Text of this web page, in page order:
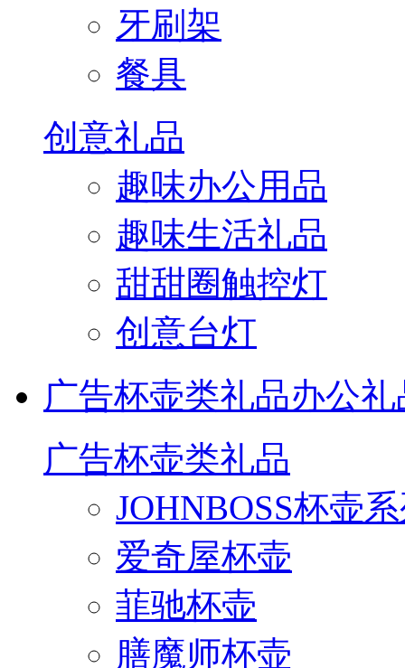
牙刷架
餐具
创意礼品
趣味办公用品
趣味生活礼品
甜甜圈触控灯
创意台灯
广告杯壶类礼品办公礼
广告杯壶类礼品
JOHNBOSS杯壶
爱奇屋杯壶
菲驰杯壶
膳魔师杯壶